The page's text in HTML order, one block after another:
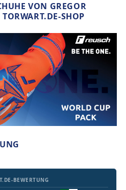
VON GREGOR
SHOP
BEWERTUNG